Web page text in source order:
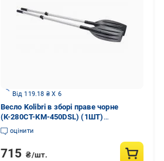
Від 119.18 ₴ X 6
Весло Kolibri в зборі праве чорне
(К-280СТ-КМ-450DSL) (1ШТ)
2211964616017 1700мм
оцінити
715 ₴/шт.